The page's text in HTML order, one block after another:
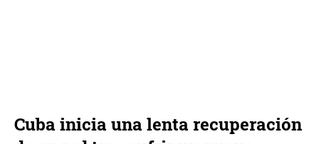
Cuba inicia una lenta recuperación